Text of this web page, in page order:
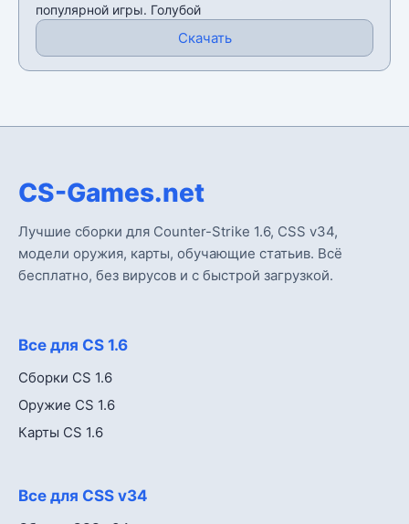
популярной игры. Голубой
Скачать
CS-Games.net
Лучшие сборки для Counter-Strike 1.6, CSS v34,
модели оружия, карты, обучающие статьив. Всё
бесплатно, без вирусов и с быстрой загрузкой.
Все для CS 1.6
Сборки CS 1.6
Оружие CS 1.6
Карты CS 1.6
Все для CSS v34